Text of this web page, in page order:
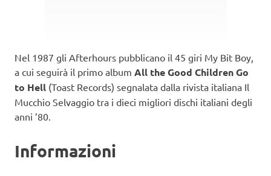
Nel 1987 gli Afterhours pubblicano il 45 giri My Bit Boy,
a cui seguirà il primo album All the Good Children Go
to Hell (Toast Records) segnalata dalla rivista italiana Il
Mucchio Selvaggio tra i dieci migliori dischi italiani degli
anni ’80.
Informazioni